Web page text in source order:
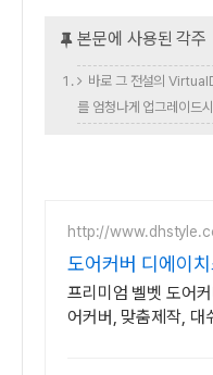
바로 그 전설의
를 엄청나게 업그레이드
http://
도어커버 디에이
만의 셀프 드레스
프리미엄 벨벳 도어
어커버, 맞춤제작, 대